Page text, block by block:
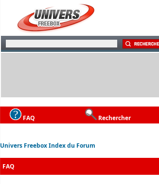
FAQ Rechercher
Univers Freebox Index du Forum
FAQ